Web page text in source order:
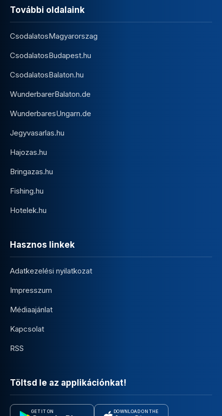
További oldalaink
CsodalatosMagyarorszag
CsodalatosBudapest.hu
CsodalatosBalaton.hu
WunderbarerBalaton.de
WunderbaresUngarn.de
Jegyvasarlas.hu
Hajozas.hu
Bringazas.hu
Fishing.hu
Hotelek.hu
Hasznos linkek
Adatkezelési nyilatkozat
Impresszum
Médiaajánlat
Kapcsolat
RSS
Töltsd le az applikációnkat!
GET IT ON DOWNLOAD ON THE